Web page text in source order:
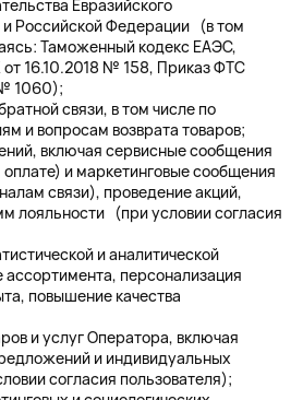
Евразийского
и Российской Федерации (в том
Таможенный кодекс ЕАЭС,
16.10.2018 № 158, Приказ ФТС
1060);
связи, в том числе по
и вопросам возврата товаров;
включая сервисные сообщения
оплате) и маркетинговые сообщения
связи), проведение акций,
лояльности (при условии согласия
и аналитической
ассортимента, персонализация
повышение качества
и услуг Оператора, включая
и индивидуальных
согласия пользователя);